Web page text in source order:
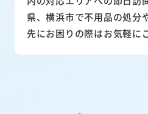
県、横浜市で不用品の処分
先にお困りの際はお気軽に